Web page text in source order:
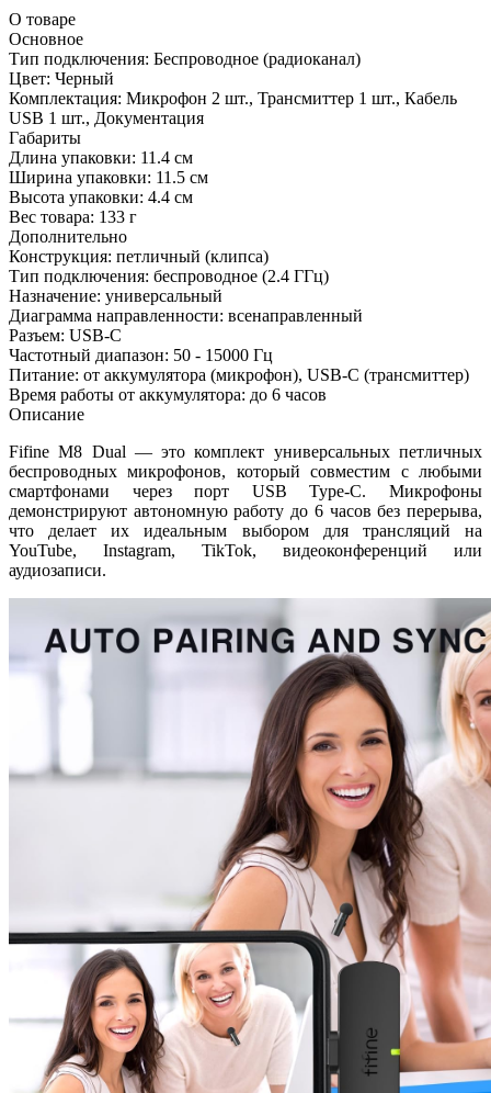
О товаре
Основное
Тип подключения: Беспроводное (радиоканал)
Цвет: Черный
Комплектация: Микрофон 2 шт., Трансмиттер 1 шт., Кабель
USB 1 шт., Документация
Габариты
Длина упаковки: 11.4 см
Ширина упаковки: 11.5 см
Высота упаковки: 4.4 см
Вес товара: 133 г
Дополнительно
Конструкция: петличный (клипса)
Тип подключения: беспроводное (2.4 ГГц)
Назначение: универсальный
Диаграмма направленности: всенаправленный
Разъем: USB-C
Частотный диапазон: 50 - 15000 Гц
Питание: от аккумулятора (микрофон), USB-C (трансмиттер)
Время работы от аккумулятора: до 6 часов
Описание
Fifine M8 Dual — это комплект универсальных петличных
беспроводных микрофонов, который совместим с любыми
смартфонами через порт USB Type-C. Микрофоны
демонстрируют автономную работу до 6 часов без перерыва,
что делает их идеальным выбором для трансляций на
YouTube, Instagram, TikTok, видеоконференций или
аудиозаписи.